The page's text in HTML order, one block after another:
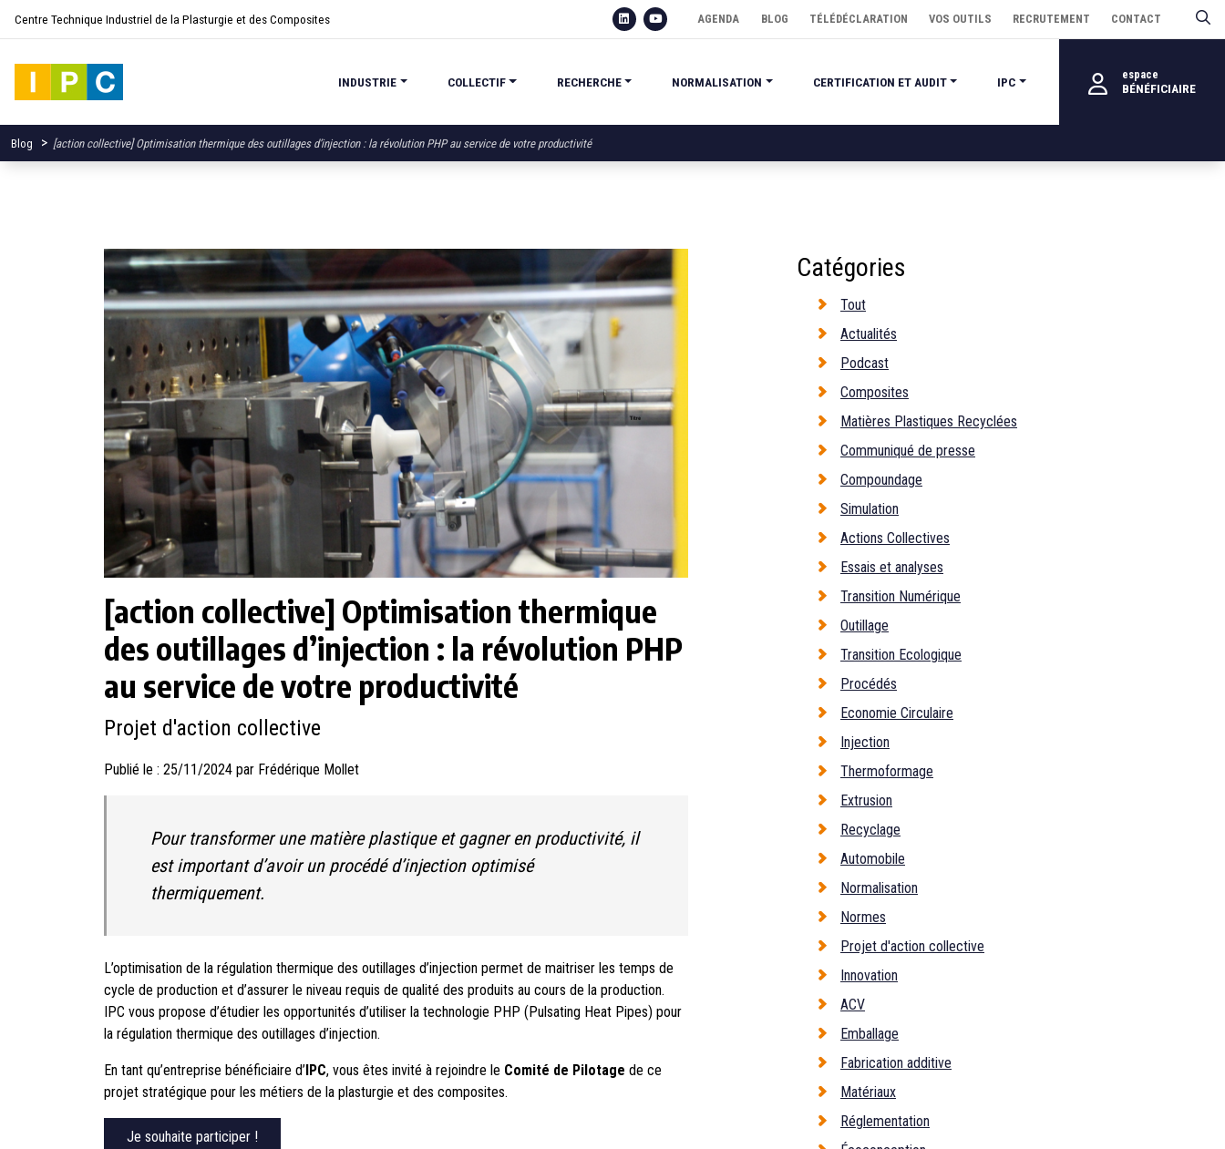
Centre Technique Industriel de la Plasturgie et des Composites AGENDA BLOG TÉLÉDÉCLARATION VOS OUTILS RECRUTEMENT CONTACT
INDUSTRIE COLLECTIF RECHERCHE NORMALISATION CERTIFICATION ET AUDIT IPC espace
BÉNÉFICIAIRE
Blog > [action collective] Optimisation thermique des outillages d’injection : la révolution PHP au service de votre productivité
[action collective] Optimisation thermique
des outillages d’injection : la révolution PHP
au service de votre productivité
Projet d'action collective
Publié le : 25/11/2024 par Frédérique Mollet
Pour transformer une matière plastique et gagner en productivité, il
est important d’avoir un procédé d’injection optimisé
thermiquement.
L’optimisation de la régulation thermique des outillages d’injection permet de maitriser les temps de
cycle de production et d’assurer le niveau requis de qualité des produits au cours de la production.
IPC vous propose d’étudier les opportunités d’utiliser la technologie PHP (Pulsating Heat Pipes) pour
la régulation thermique des outillages d’injection.
En tant qu’entreprise bénéficiaire d’IPC, vous êtes invité à rejoindre le Comité de Pilotage de ce
projet stratégique pour les métiers de la plasturgie et des composites.
Je souhaite participer !
Catégories
Tout
Actualités
Podcast
Composites
Matières Plastiques Recyclées
Communiqué de presse
Compoundage
Simulation
Actions Collectives
Essais et analyses
Transition Numérique
Outillage
Transition Ecologique
Procédés
Economie Circulaire
Injection
Thermoformage
Extrusion
Recyclage
Automobile
Normalisation
Normes
Projet d'action collective
Innovation
ACV
Emballage
Fabrication additive
Matériaux
Réglementation